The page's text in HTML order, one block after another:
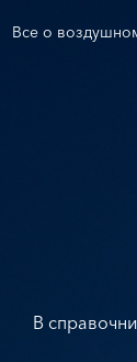
Все о
В